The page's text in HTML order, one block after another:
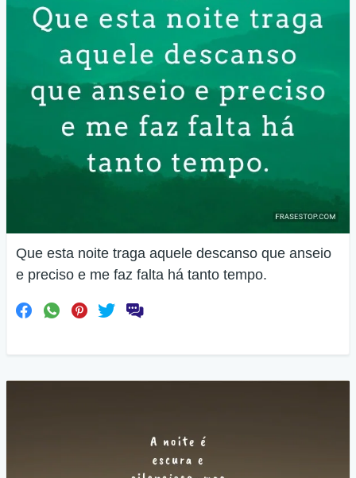
Que esta noite traga aquele descanso que anseio
e preciso e me faz falta há tanto tempo.